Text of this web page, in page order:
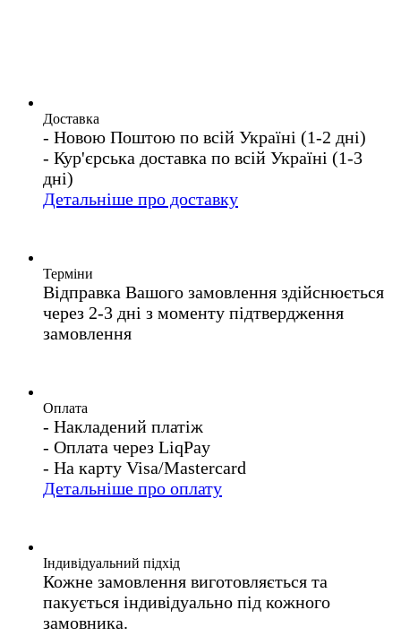
Доставка
- Новою Поштою по всій Україні (1-2 дні)
- Кур'єрська доставка по всій Україні (1-3
дні)
Детальніше про доставку
Терміни
Відправка Вашого замовлення здійснюється
через 2-3 дні з моменту підтвердження
замовлення
Оплата
- Накладений платіж
- Оплата через LiqPay
- На карту Visa/Mastercard
Детальніше про оплату
Індивідуальний підхід
Кожне замовлення виготовляється та
пакується індивідуально під кожного
замовника.